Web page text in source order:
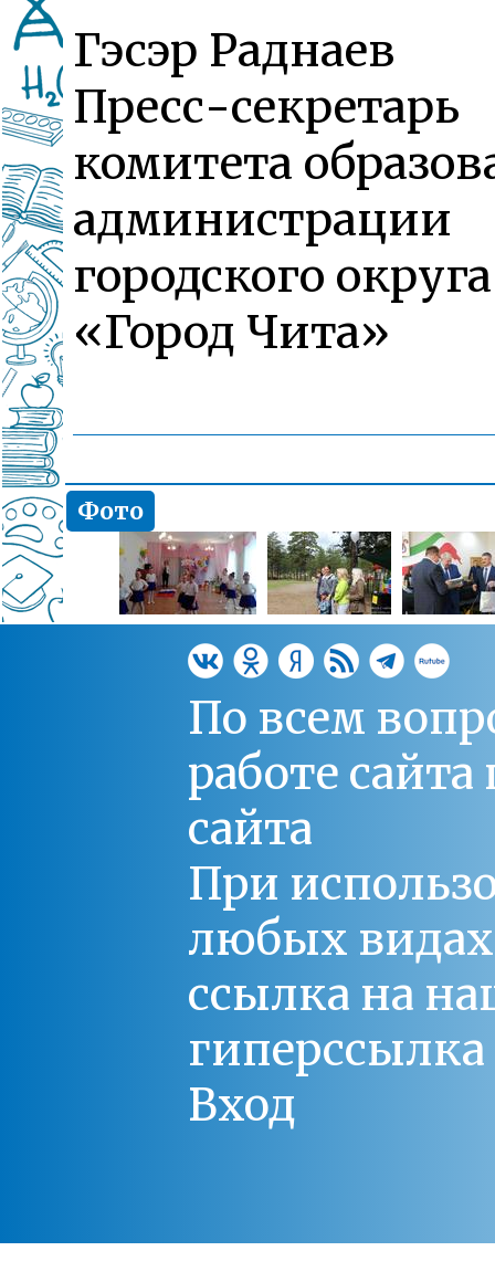
Гэсэр Раднаев
Пресс-секретарь
комитета
администрации
городского округа
«Город Чита»
Фото
По всем
работе
сайта
При
любых
ссылка на
Вход